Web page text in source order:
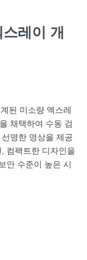
레이 개
된 미소량 엑스레
채택하여 수동 검
명한 영상을 제공
컴팩트한 디자인을
안 수준이 높은 시